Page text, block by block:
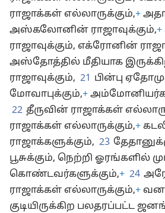
ராஜாக்கள் எல்லாருக்கும்,+
அஸ்கலோனின் ராஜாவுக்கும்,+
ராஜாவுக்கும், எக்ரோனின்
அஸ்தோத்தில் மீதியாக
ராஜாவுக்கும், 21 பின்பு
மோவாபுக்கும்,+
22 தீருவின் ராஜாக்கள்
ராஜாக்கள் எல்லாருக்கும்,+
ராஜாக்களுக்கும், 23
பூசுக்கும், நெற்றி ஓரங்களில்
கொண்டவர்களுக்கும்,+ 24
ராஜாக்கள் எல்லாருக்கும்,+
குடியிருக்கிற பலதரப்பட்ட